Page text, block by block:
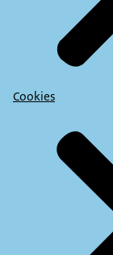
Cookies